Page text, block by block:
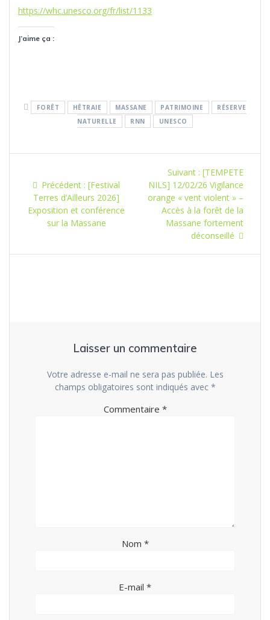
https://whc.unesco.org/fr/list/1133
J’aime ça :
FORÊT HÊTRAIE MASSANE PATRIMOINE
RÉSERVE
NATURELLE
RNN UNESCO
l’article
Précédent : Article
précédent
:
[Festival
Terres d’Ailleurs 2026]
Exposition et conférence
sur la Massane
Suivant : Article
suivant
[TEMPETE
NILS] 12/02/26 Vigilance
orange « vent violent » –
Accès à la forêt de la
Massane fortement
déconseillé
Laisser un commentaire
Votre adresse e-mail ne sera pas publiée. Les
champs obligatoires sont indiqués avec *
Commentaire *
Nom *
E-mail *